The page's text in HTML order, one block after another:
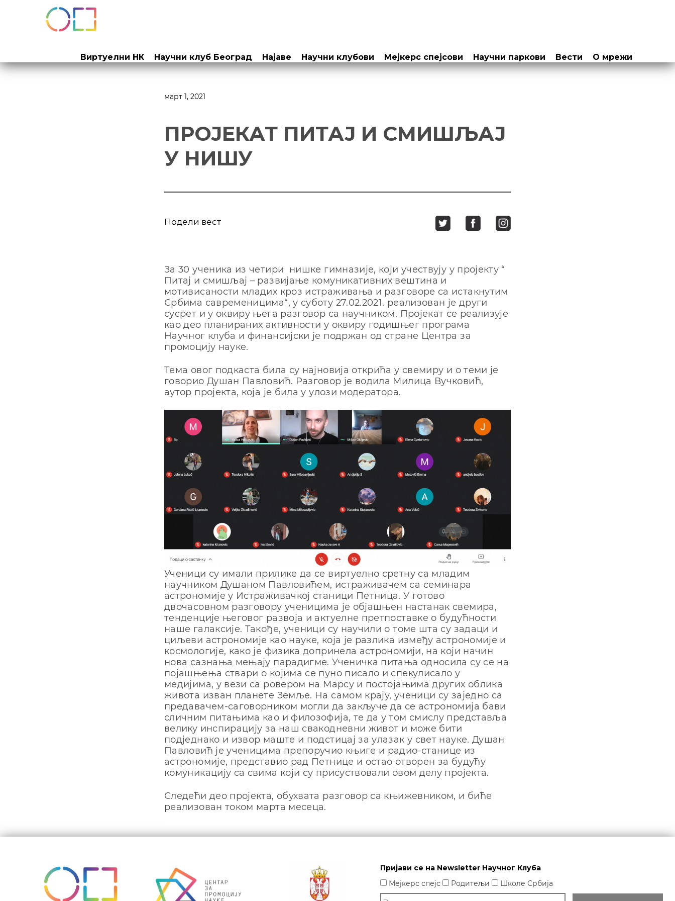
на
садржај
Виртуелни НК Научни клуб Београд Најаве Научни клубови Мејкерс спејсови Научни паркови Вести О мрежи
март 1, 2021
ПРОЈЕКАТ ПИТАЈ И СМИШЉАЈ
У НИШУ
Подели вест
За 30 ученика из четири нишке гимназије, који учествују у пројекту “
Питај и смишљај – развијање комуникативних вештина и
мотивисаности младих кроз истраживања и разговоре са истакнутим
Србима савременицима“, у суботу 27.02.2021. реализован је други
сусрет и у оквиру њега разговор са научником. Пројекат се реализује
као део планираних активности у оквиру годишњег програма
Научног клуба и финансијски је подржан од стране Центра за
промоцију науке.
Тема овог подкаста била су најновија открића у свемиру и о теми је
говорио Душан Павловић. Разговор је водила Милица Вучковић,
аутор пројекта, која је била у улози модератора.
Ученици су имали прилике да се виртуелно сретну са младим
научником Душаном Павловићем, истраживачем са семинара
астрономије у Истраживачкој станици Петница. У готово
двочасовном разговору ученицима је објашњен настанак свемира,
тенденције његовог развоја и актуелне претпоставке о будућности
наше галаксије. Такође, ученици су научили о томе шта су задаци и
циљеви астрономије као науке, која је разлика између астрономије и
космологије, како је физика допринела астрономији, на који начин
нова сазнања мењају парадигме. Ученичка питања односила су се на
појашњења ствари о којима се пуно писало и спекулисало у
медијима, у вези са ровером на Марсу и постојањима других облика
живота изван планете Земље. На самом крају, ученици су заједно са
предавачем-саговорником могли да закључе да се астрономија бави
сличним питањима као и филозофија, те да у том смислу представља
велику инспирацију за наш свакодневни живот и може бити
подједнако и извор маште и подстицај за улазак у свет науке. Душан
Павловић је ученицима препоручио књиге и радио-станице из
астрономије, представио рад Петнице и остао отворен за будућу
комуникацију са свима који су присуствовали овом делу пројекта.
Следећи део пројекта, обухвата разговор са књижевником, и биће
реализован током марта месеца.
Кретање
Пријави се на Newsletter Научног Клуба
Мејкерс спејс
Родитељи Школе Србија